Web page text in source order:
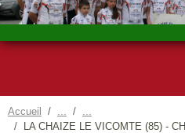
Accueil
LA CHAIZE LE VICOMTE (85) -